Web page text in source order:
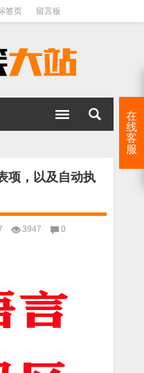
签页 留言板
项，以及自动执
3947 0
在
线
客
服